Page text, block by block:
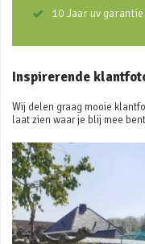
10 Jaar uv garantie
Inspirerende
Wij delen graag mooie
laat zien waar je blij mee